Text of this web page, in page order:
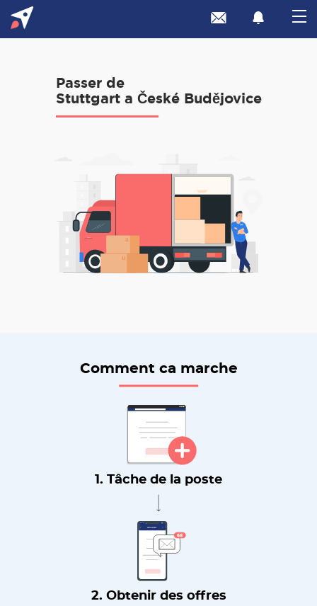
Passer de
Stuttgart a České Budějovice
Comment ca marche
1. Tâche de la poste
2. Obtenir des offres